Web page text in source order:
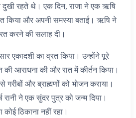
दुखी रहते थे। एक दिन, राजा ने एक ऋषि
किया और अपनी समस्या बताई। ऋषि ने
करने की सलाह दी।
एकादशी का व्रत किया। उन्होंने पूरे
की आराधना की और रात में कीर्तन किया।
गरीबों और ब्राह्मणों को भोजन कराया।
ने एक सुंदर पुत्र को जन्म दिया।
ठिकाना नहीं रहा।